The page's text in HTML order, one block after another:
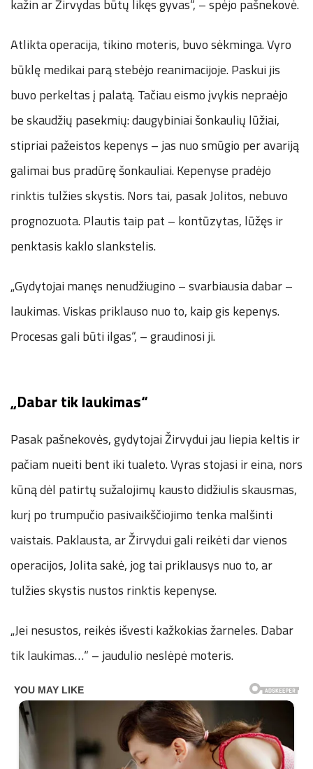
kažin ar Žirvydas būtų likęs gyvas“, – spėjo pašnekovė.
Atlikta operacija, tikino moteris, buvo sėkminga. Vyro
būklę medikai parą stebėjo reanimacijoje. Paskui jis
buvo perkeltas į palatą. Tačiau eismo įvykis nepraėjo
be skaudžių pasekmių: daugybiniai šonkaulių lūžiai,
stipriai pažeistos kepenys – jas nuo smūgio per avariją
galimai bus pradūrę šonkauliai. Kepenyse pradėjo
rinktis tulžies skystis. Nors tai, pasak Jolitos, nebuvo
prognozuota. Plautis taip pat – kontūzytas, lūžęs ir
penktasis kaklo slankstelis.
„Gydytojai manęs nenudžiugino – svarbiausia dabar –
laukimas. Viskas priklauso nuo to, kaip gis kepenys.
Procesas gali būti ilgas“, – graudinosi ji.
„Dabar tik laukimas“
Pasak pašnekovės, gydytojai Žirvydui jau liepia keltis ir
pačiam nueiti bent iki tualeto. Vyras stojasi ir eina, nors
kūną dėl patirtų sužalojimų kausto didžiulis skausmas,
kurį po trumpučio pasivaikščiojimo tenka malšinti
vaistais. Paklausta, ar Žirvydui gali reikėti dar vienos
operacijos, Jolita sakė, jog tai priklausys nuo to, ar
tulžies skystis nustos rinktis kepenyse.
„Jei nesustos, reikės išvesti kažkokias žarneles. Dabar
tik laukimas…“ – jaudulio neslėpė moteris.